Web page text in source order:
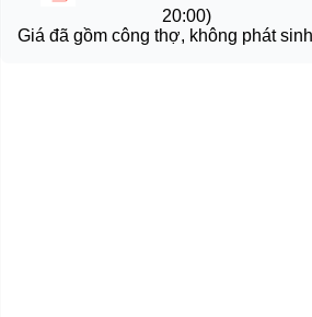
20:00)
Giá đã gồm công thợ, không phát